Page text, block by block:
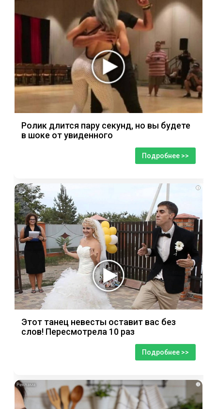
Ролик длится пару секунд, но вы будете
в шоке от увиденного
Подробнее >>
i
Этот танец невесты оставит вас без
слов! Пересмотрела 10 раз
Подробнее >>
i